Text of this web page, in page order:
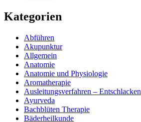
Kategorien
Abführen
Akupunktur
Allgemein
Anatomie
Anatomie und Physiologie
Aromatherapie
Ausleitungsverfahren – Entschlacken
Ayurveda
Bachblüten Therapie
Bäderheilkunde